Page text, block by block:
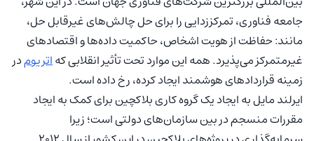
جامعه فناوری، تمرکززدایی را برای حل چالش‌های غیرقابل حل،
مانند: حفاظت از هویت اشخاص، حاکمیت داده‌ها و اقتصادهای
غیرمتمرکز می‌پذیرد. همه این موارد تحت تأثیر انقلابی کهاتریومدر
زمینه قراردادهای هوشمند ایجاد کرده، رخ داده است.
ایرلند مایل به ایجاد یک گروه کاری بلاکچین برای کمک به ایجاد
مقررات منسجم در بین سازمان‌های دولتی است؛ زیرا